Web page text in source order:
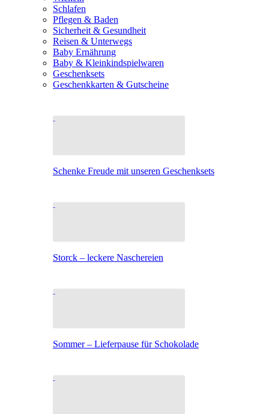
Schlafen
Pflegen & Baden
Sicherheit & Gesundheit
Reisen & Unterwegs
Baby Ernährung
Baby & Kleinkindspielwaren
Geschenksets
Geschenkkarten & Gutscheine
Schenke Freude mit unseren Geschenksets
Storck – leckere Naschereien
Sommer – Lieferpause für Schokolade